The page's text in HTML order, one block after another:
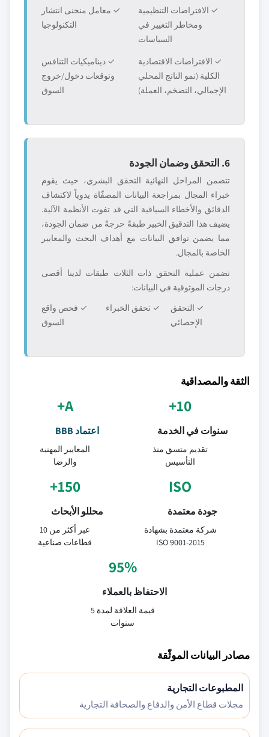
✓ الافتراضات التنظيمية
ومخاطر التغيير في
السياسات
✓ معامل منحنى انتشار
التكنولوجيا
✓ الافتراضات الاقتصادية
الكلية (نمو الناتج المحلي
الإجمالي، التضخم، العملة)
✓ ديناميكيات التنافس
وتوقعات دخول/خروج
السوق
6. التحقق وضمان الجودة
تتضمن المراحل النهائية التحقق البشري، حيث يقوم
خبراء المجال بمراجعة البيانات المصفّاة يدوياً لاكتشاف
الدقائق والأخطاء السياقية التي قد تفوت الأنظمة الآلية.
يضيف هذا التدقيق الخبير طبقةً حرجةً من ضمان الجودة،
مما يضمن توافق البيانات مع أهداف البحث والمعايير
الخاصة بالمجال.
تضمن عملية التحقق ذات الثلاث طبقات لدينا أقصى
درجات الموثوقية في البيانات:
✓ التحقق
الإحصائي
✓ تحقق الخبراء
✓ فحص واقع
السوق
الثقة والمصداقية
10+
سنوات في الخدمة
تقديم متسق منذ
التأسيس
A+
اعتماد BBB
المعايير المهنية
والرضا
ISO
جودة معتمدة
شركة معتمدة بشهادة
ISO 9001-2015
150+
محللو الأبحاث
عبر أكثر من 10
قطاعات صناعية
95%
الاحتفاظ بالعملاء
قيمة العلاقة لمدة 5
سنوات
مصادر البيانات الموثّقة
المطبوعات التجارية
مجلات قطاع الأمن والدفاع والصحافة التجارية